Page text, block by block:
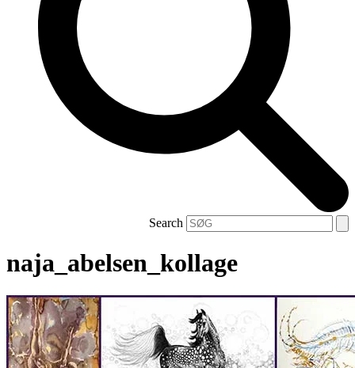
Search
naja_abelsen_kollage